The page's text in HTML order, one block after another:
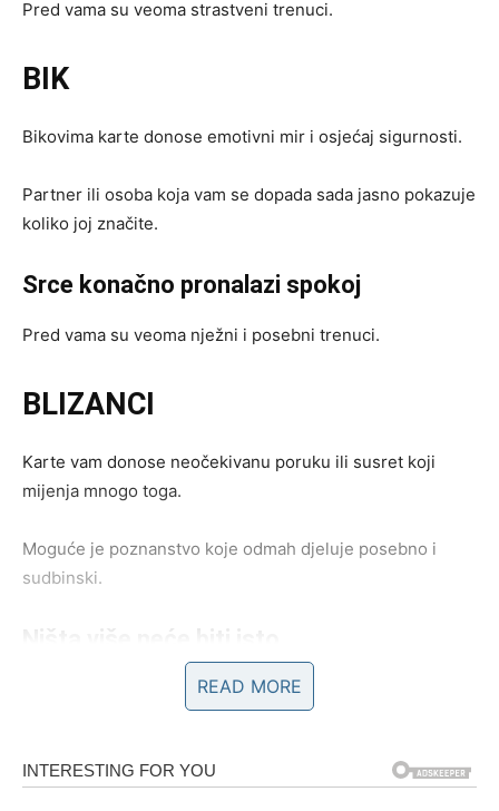
Pred vama su veoma strastveni trenuci.
BIK
Bikovima karte donose emotivni mir i osjećaj sigurnosti.
Partner ili osoba koja vam se dopada sada jasno pokazuje
koliko joj značite.
Srce konačno pronalazi spokoj
Pred vama su veoma nježni i posebni trenuci.
BLIZANCI
Karte vam donose neočekivanu poruku ili susret koji
mijenja mnogo toga.
Moguće je poznanstvo koje odmah djeluje posebno i
sudbinski.
Pred vama su veoma uzbudljivi emotivni trenuci.
RAK
READ MORE